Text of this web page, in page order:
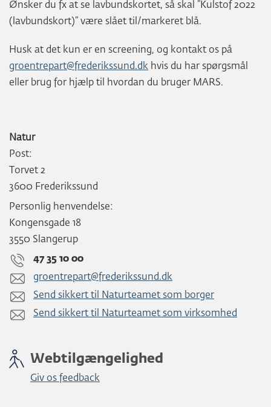
Ønsker du fx at se lavbundskortet, så skal ”Kulstof 2022
(lavbundskort)” være slået til/markeret blå.
Husk at det kun er en screening, og kontakt os på
groentrepart@frederikssund.dk hvis du har spørgsmål
eller brug for hjælp til hvordan du bruger MARS.
Natur
Post:
Torvet 2
3600 Frederikssund
Personlig henvendelse:
Kongensgade 18
3550 Slangerup
47 35 10 00
groentrepart@frederikssund.dk
Send sikkert til Naturteamet som borger
Send sikkert til Naturteamet som virksomhed
Webtilgængelighed
Giv os feedback